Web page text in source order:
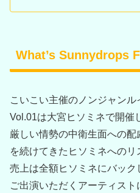
What’s Sunnydrops
こいこい主催のノンジャンル
Vol.01は大宮ヒソミネで開催
厳しい情勢の中衛生面への
を続けてきたヒソミネへの
売上は全額ヒソミネにバック
ご出演いただくアーティスト